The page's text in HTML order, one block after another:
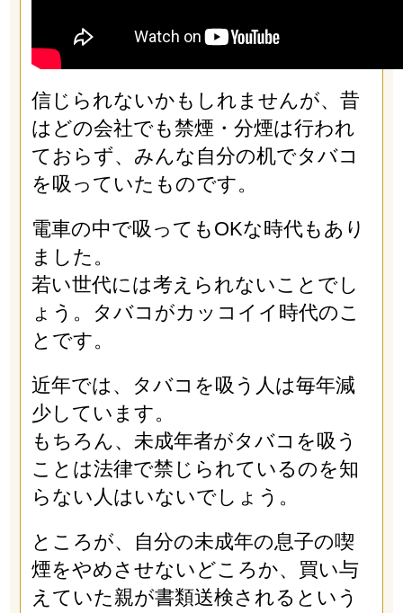
信じられないかもしれませんが、昔
はどの会社でも禁煙・分煙は行われ
ておらず、みんな自分の机でタバコ
を吸っていたものです。
電車の中で吸ってもOKな時代もあり
ました。
若い世代には考えられないことでし
ょう。タバコがカッコイイ時代のこ
とです。
近年では、タバコを吸う人は毎年減
少しています。
もちろん、未成年者がタバコを吸う
ことは法律で禁じられているのを知
らない人はいないでしょう。
ところが、自分の未成年の息子の喫
煙をやめさせないどころか、買い与
えていた親が書類送検されるという